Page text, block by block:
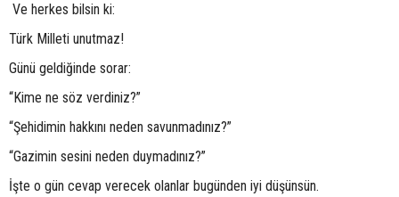
Ve herkes bilsin ki:
Türk Milleti unutmaz!
Günü geldiğinde sorar:
“Kime ne söz verdiniz?”
“Şehidimin hakkını neden savunmadınız?”
“Gazimin sesini neden duymadınız?”
İşte o gün cevap verecek olanlar bugünden iyi düşünsün.